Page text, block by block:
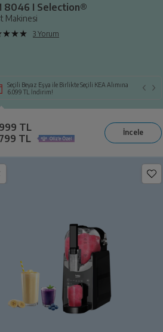
Beyaz Eşya ile Birlikte Seçili KEA Alımına
TL İndirim!
8046 I Selection®
Makinesi
3 Yorum
Seçili Beyaz Eşya ile Birlikte Seçili KEA Alımına
6.099 TL İndirim!
TL
TL